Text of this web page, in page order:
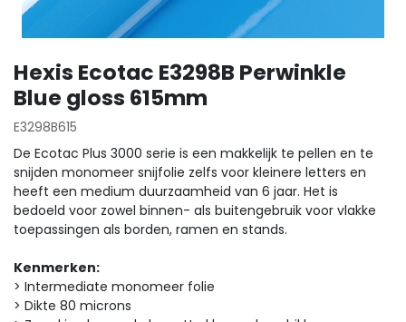
Hexis Ecotac E3298B Perwinkle
Blue gloss 615mm
E3298B615
De Ecotac Plus 3000 serie is een makkelijk te pellen en te
snijden monomeer snijfolie zelfs voor kleinere letters en
heeft een medium duurzaamheid van 6 jaar. Het is
bedoeld voor zowel binnen- als buitengebruik voor vlakke
toepassingen als borden, ramen en stands.
Kenmerken:
> Intermediate monomeer folie
> Dikte 80 microns